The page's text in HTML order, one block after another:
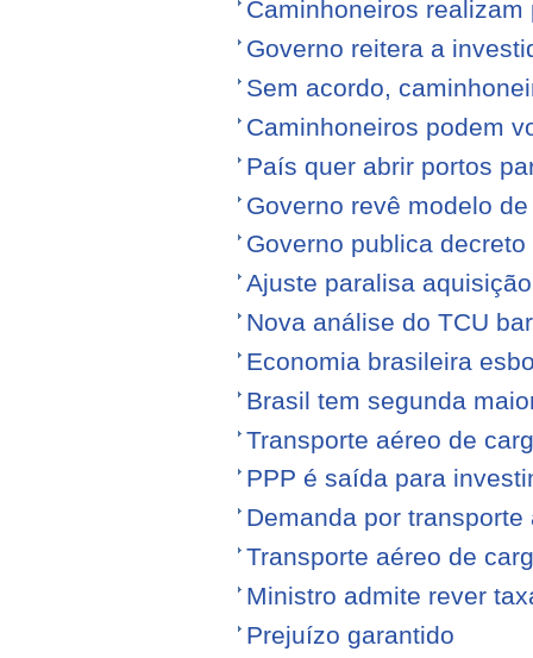
Caminhoneiros
Governo reitera a
Sem acordo,
Caminhoneiros podem
País quer abrir portos
Governo revê modelo
Governo publica
Ajuste paralisa
Nova análise do TCU
Economia brasileira
Brasil tem segunda
Transporte aéreo de
PPP é saída para
Demanda por
Transporte aéreo de
Ministro admite rever
Prejuízo garantido